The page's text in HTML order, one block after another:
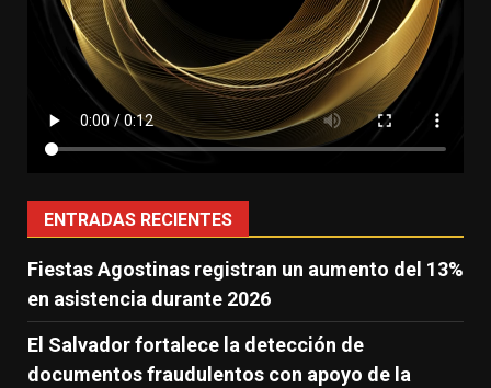
ENTRADAS RECIENTES
Fiestas Agostinas registran un aumento del 13%
en asistencia durante 2026
El Salvador fortalece la detección de
documentos fraudulentos con apoyo de la